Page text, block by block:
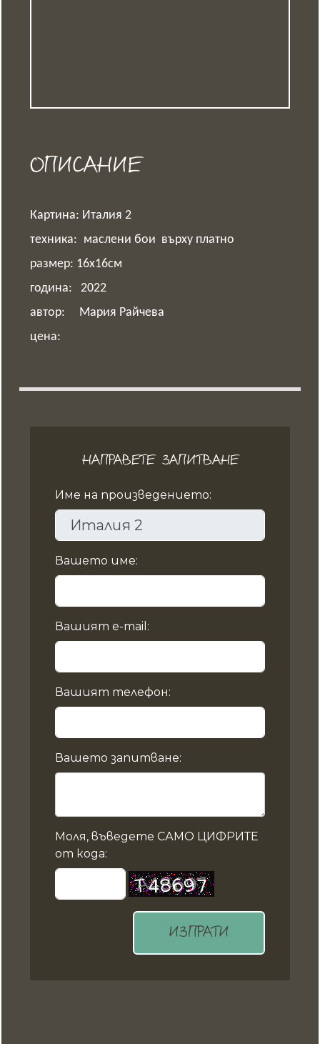
ОПИСАНИЕ
Картина: Италия 2
техника: маслени бои върху платно
размер: 16х16см
година: 2022
автор: Мария Райчева
цена:
НАПРАВЕТЕ ЗАПИТВАНЕ
Име на произведението:
Вашето име:
Вашият e-mail:
Вашият телефон:
Вашето запитване:
Моля, въведете САМО ЦИФРИТЕ
от кода:
ИЗПРАТИ